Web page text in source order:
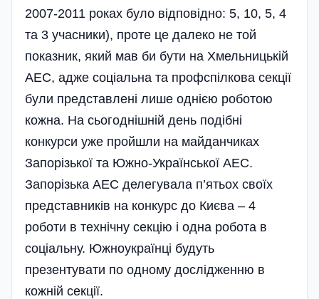
2007-2011 роках було відповідно: 5, 10, 5, 4
та 3 учасники), проте це далеко не той
показник, який мав би бути на Хмельницькій
АЕС, адже соціальна та профспілкова секції
були представлені лише однією роботою
кожна. На сьогоднішній день подібні
конкурси уже пройшли на майданчиках
Запорізької та Южно-Української АЕС.
Запорізька АЕС делегувала п’ятьох своїх
представників на конкурс до Києва – 4
роботи в технічну секцію і одна робота в
соціальну. Южноукраїнці будуть
презентувати по одному дослі­дженню в
кожній секції.